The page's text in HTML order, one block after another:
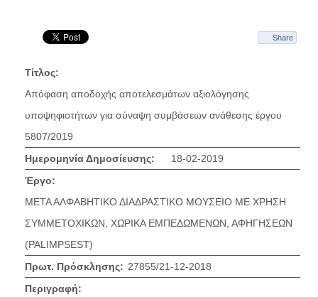
Share
Τίτλος:
Απόφαση αποδοχής αποτελεσμάτων αξιολόγησης
υποψηφιοτήτων για σύναψη συμβάσεων ανάθεσης έργου
5807/2019
Ημερομηνία Δημοσίευσης:
18-02-2019
Έργο:
ΜΕΤΑ ΑΛΦΑΒΗΤΙΚΟ ΔΙΑΔΡΑΣΤΙΚΟ ΜΟΥΣΕΙΟ ΜΕ ΧΡΗΣΗ
ΣΥΜΜΕΤΟΧΙΚΩΝ, ΧΩΡΙΚΑ ΕΜΠΕΔΩΜΕΝΩΝ, ΑΦΗΓΗΣΕΩΝ
(PALIMPSEST)
Πρωτ. Πρόσκλησης: 27855/21-12-2018
Περιγραφή: